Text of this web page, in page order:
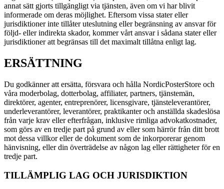
annat sätt gjorts tillgängligt via tjänsten, även om vi har blivit
informerade om deras möjlighet. Eftersom vissa stater eller
jurisdiktioner inte tillåter uteslutning eller begränsning av ansvar för
följd- eller indirekta skador, kommer vårt ansvar i sådana stater eller
jurisdiktioner att begränsas till det maximalt tillåtna enligt lag.
ERSÄTTNING
Du godkänner att ersätta, försvara och hålla NordicPosterStore och
våra moderbolag, dotterbolag, affiliater, partners, tjänstemän,
direktörer, agenter, entreprenörer, licensgivare, tjänsteleverantörer,
underleverantörer, leverantörer, praktikanter och anställda skadeslösa
från varje krav eller efterfrågan, inklusive rimliga advokatkostnader,
som görs av en tredje part på grund av eller som härrör från ditt brott
mot dessa villkor eller de dokument som de inkorporerar genom
hänvisning, eller din överträdelse av någon lag eller rättigheter för en
tredje part.
TILLÄMPLIG LAG OCH JURISDIKTION